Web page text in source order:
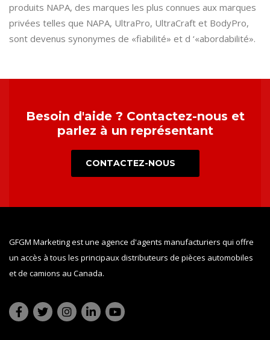
produits NAPA, des marques les plus connues aux marques
privées telles que NAPA, UltraPro, UltraCraft et BodyPro,
sont devenus synonymes de «fiabilité» et d ‘«abordabilité».
Besoin d'aide ? Contactez-nous et
parlez à un représentant
CONTACTEZ-NOUS
GFGM Marketing est une agence d'agents manufacturiers qui offre
un accès à tous les principaux distributeurs de pièces automobiles
et de camions au Canada.